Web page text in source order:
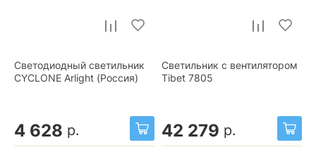
Светодиодный светильник
CYCLONE Arlight (Россия)
4 628 р.
Светильник с вентилятором
Tibet 7805
42 279 р.